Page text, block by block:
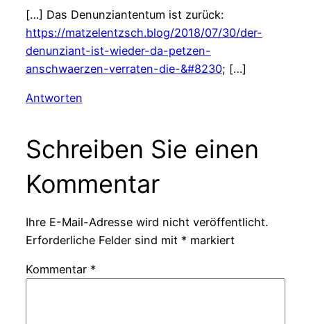
[…] Das Denunziantentum ist zurück:
https://matzelentzsch.blog/2018/07/30/der-
denunziant-ist-wieder-da-petzen-
anschwaerzen-verraten-die-&#8230; […]
Antworten
Schreiben Sie einen
Kommentar
Ihre E-Mail-Adresse wird nicht veröffentlicht.
Erforderliche Felder sind mit * markiert
Kommentar *